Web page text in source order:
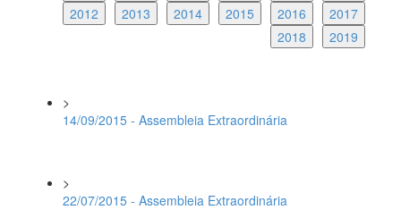
2012
2013 2014 2015 2016
2017
2018
2019
>
14/09/2015 - Assembleia Extraordinária
>
22/07/2015 - Assembleia Extraordinária